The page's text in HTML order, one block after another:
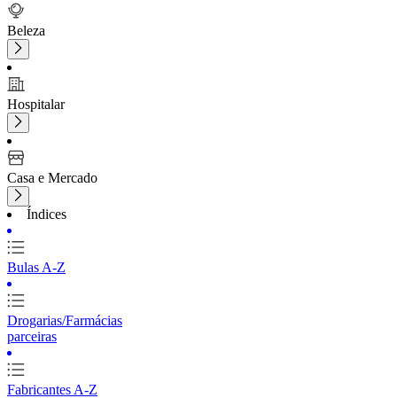
Beleza
Hospitalar
Casa e Mercado
Índices
Bulas A-Z
Drogarias/Farmácias
parceiras
Fabricantes A-Z